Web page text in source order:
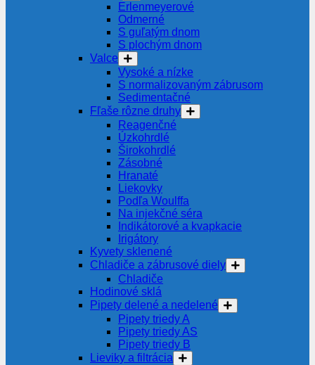
Erlenmeyerové
Odmerné
S guľatým dnom
S plochým dnom
Valce
Vysoké a nízke
S normalizovaným zábrusom
Sedimentačné
Fľaše rôzne druhy
Reagenčné
Úzkohrdlé
Širokohrdlé
Zásobné
Hranaté
Liekovky
Podľa Woulffa
Na injekčné séra
Indikátorové a kvapkacie
Irigátory
Kyvety sklenené
Chladiče a zábrusové diely
Chladiče
Hodinové sklá
Pipety delené a nedelené
Pipety triedy A
Pipety triedy AS
Pipety triedy B
Lieviky a filtrácia